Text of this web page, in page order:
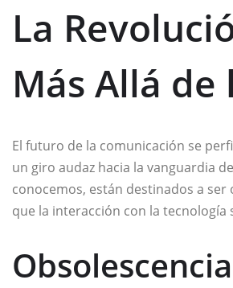
La
Más Allá
El futuro de la comunicación se
un giro audaz hacia la vanguardia
conocemos, están destinados a
que la interacción con la